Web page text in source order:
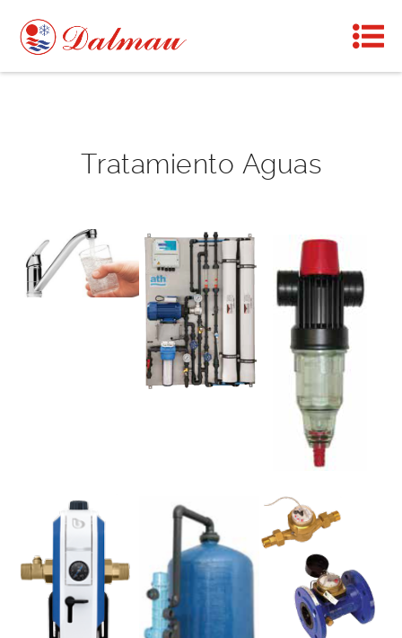
Tratamiento Aguas